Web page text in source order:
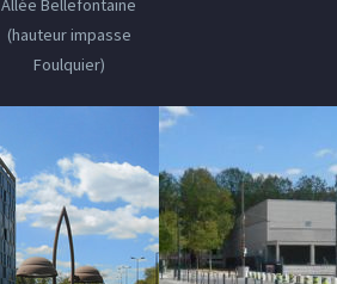
Allée Bellefontaine
(hauteur impasse
Foulquier)